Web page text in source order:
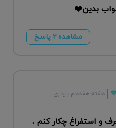
بدین❤️
مشاهده ۲ پاسخ
هفته هفدهم بارداری
و استفراغ چکار کنم .